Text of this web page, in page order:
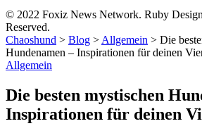
© 2022 Foxiz News Network. Ruby
Reserved.
Chaoshund > Blog > Allgemein > Die
Hundenamen – Inspirationen für deinen
Allgemein
Die besten mystischen
Inspirationen für deinen